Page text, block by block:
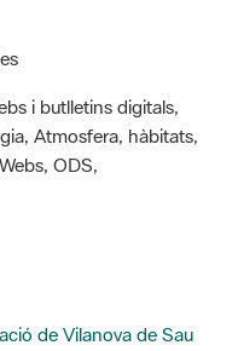
i butlletins digitals,
Atmosfera, hàbitats,
ODS,
de Sant Sadurní